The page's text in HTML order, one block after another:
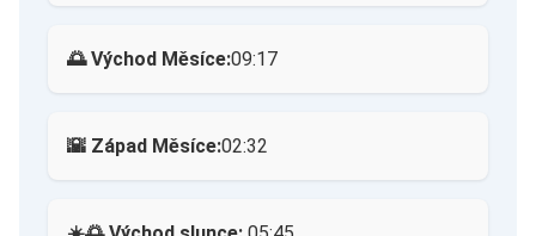
🌅 Východ Měsíce:09:17
🌇 Západ Měsíce:02:32